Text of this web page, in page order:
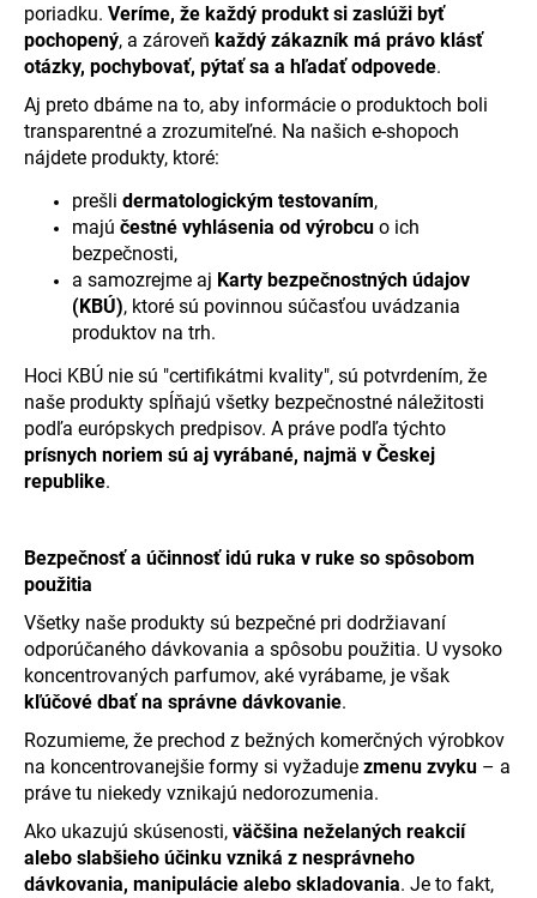
poriadku. Veríme, že každý produkt si zaslúži byť
pochopený, a zároveň každý zákazník má právo klásť
otázky, pochybovať, pýtať sa a hľadať odpovede.
Aj preto dbáme na to, aby informácie o produktoch boli
transparentné a zrozumiteľné. Na našich e-shopoch
nájdete produkty, ktoré:
prešli dermatologickým testovaním,
majú čestné vyhlásenia od výrobcu o ich
bezpečnosti,
a samozrejme aj Karty bezpečnostných údajov
(KBÚ), ktoré sú povinnou súčasťou uvádzania
produktov na trh.
Hoci KBÚ nie sú "certifikátmi kvality", sú potvrdením, že
naše produkty spĺňajú všetky bezpečnostné náležitosti
podľa európskych predpisov. A práve podľa týchto
prísnych noriem sú aj vyrábané, najmä v Českej
republike.
Bezpečnosť a účinnosť idú ruka v ruke so spôsobom
použitia
Všetky naše produkty sú bezpečné pri dodržiavaní
odporúčaného dávkovania a spôsobu použitia. U vysoko
koncentrovaných parfumov, aké vyrábame, je však
kľúčové dbať na správne dávkovanie.
Rozumieme, že prechod z bežných komerčných výrobkov
na koncentrovanejšie formy si vyžaduje zmenu zvyku – a
práve tu niekedy vznikajú nedorozumenia.
Ako ukazujú skúsenosti, väčšina neželaných reakcií
alebo slabšieho účinku vzniká z nesprávneho
dávkovania, manipulácie alebo skladovania. Je to fakt,